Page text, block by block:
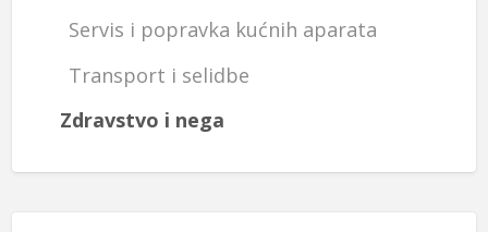
Servis i popravka kućnih aparata
Transport i selidbe
Zdravstvo i nega